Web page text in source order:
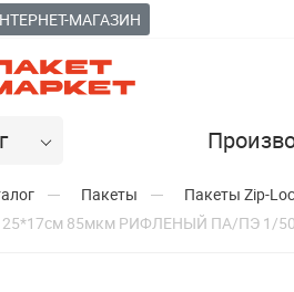
МАГАЗИН
Пакеты Пакеты Zip-
25*17см 85мкм РИФЛЕНЫЙ ПА/ПЭ 1/